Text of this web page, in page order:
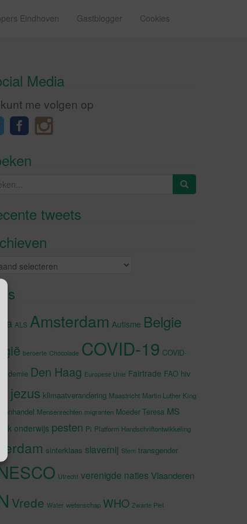
Eindhoven Gastblogger Cookies
Media
me volgen op
tweets
Klik om marketing cookies te
ALS Amsterdam Autisme Belgie
beroerte Chocolade COVID-19 COVID-
Den Haag Europese Unie Fairtrade FAO hiv
jezus klimaatverandering Maastricht Martin Luther King
Mensenrechten migranten Moeder Teresa MS
onderwijs pesten Pi Platform Handschriftontwikkeling
sinterklaas slavernij Stem transgender
Utrecht verenigde naties Vlaanderen
Vrede Water wetenschap WHO Zwarte Piet